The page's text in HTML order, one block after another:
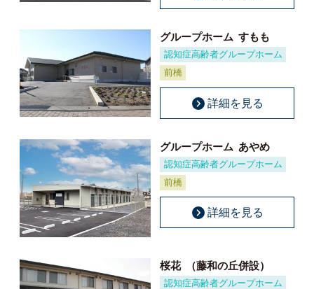
グループホーム すもも
認知症高齢者グループホーム
前橋
詳細を見る
グループホーム あやめ
認知症高齢者グループホーム
前橋
詳細を見る
桜花 （藤和の丘併設）
認知症高齢者グループホーム